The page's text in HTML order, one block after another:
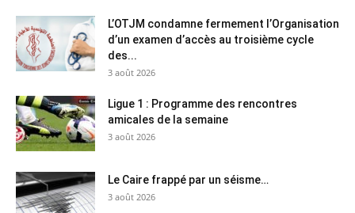
L’OTJM condamne fermement l’Organisation
d’un examen d’accès au troisième cycle
des...
3 août 2026
Ligue 1 : Programme des rencontres
amicales de la semaine
3 août 2026
Le Caire frappé par un séisme…
3 août 2026